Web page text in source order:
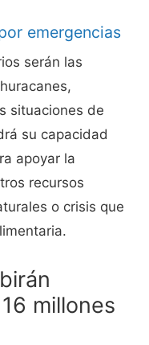
emergencias
serán las
situaciones de
su capacidad
apoyar la
recursos
o crisis que
millones